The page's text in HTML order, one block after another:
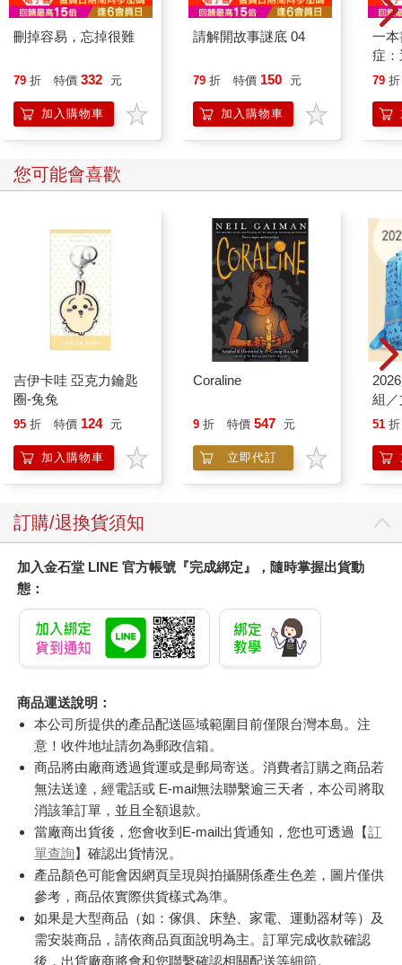
刪掉容易，忘掉很難
79 折 特價 332 元
加入購物車
請解開故事謎底 04
79 折 特價 150 元
加入購物車
一
症
開
的
79 折
您可能會喜歡
吉伊卡哇 亞克力鑰匙
圈-兔兔
95 折 特價 124 元
加入購物車
Coraline
9 折 特價 547 元
立即代訂
組
51 折
訂購/退換貨須知
加入金石堂 LINE 官方帳號『完成綁定』，隨時掌握出貨動
態：
商品運送說明：
本公司所提供的產品配送區域範圍目前僅限台灣本島。注
意！收件地址請勿為郵政信箱。
商品將由廠商透過貨運或是郵局寄送。消費者訂購之商品若
無法送達，經電話或 E-mail無法聯繫逾三天者，本公司將取
消該筆訂單，並且全額退款。
當廠商出貨後，您會收到E-mail出貨通知，您也可透過【訂
單查詢】確認出貨情況。
產品顏色可能會因網頁呈現與拍攝關係產生色差，圖片僅供
參考，商品依實際供貨樣式為準。
如果是大型商品（如：傢俱、床墊、家電、運動器材等）及
需安裝商品，請依商品頁面說明為主。訂單完成收款確認
後，出貨廠商將會和您聯繫確認相關配送等細節。